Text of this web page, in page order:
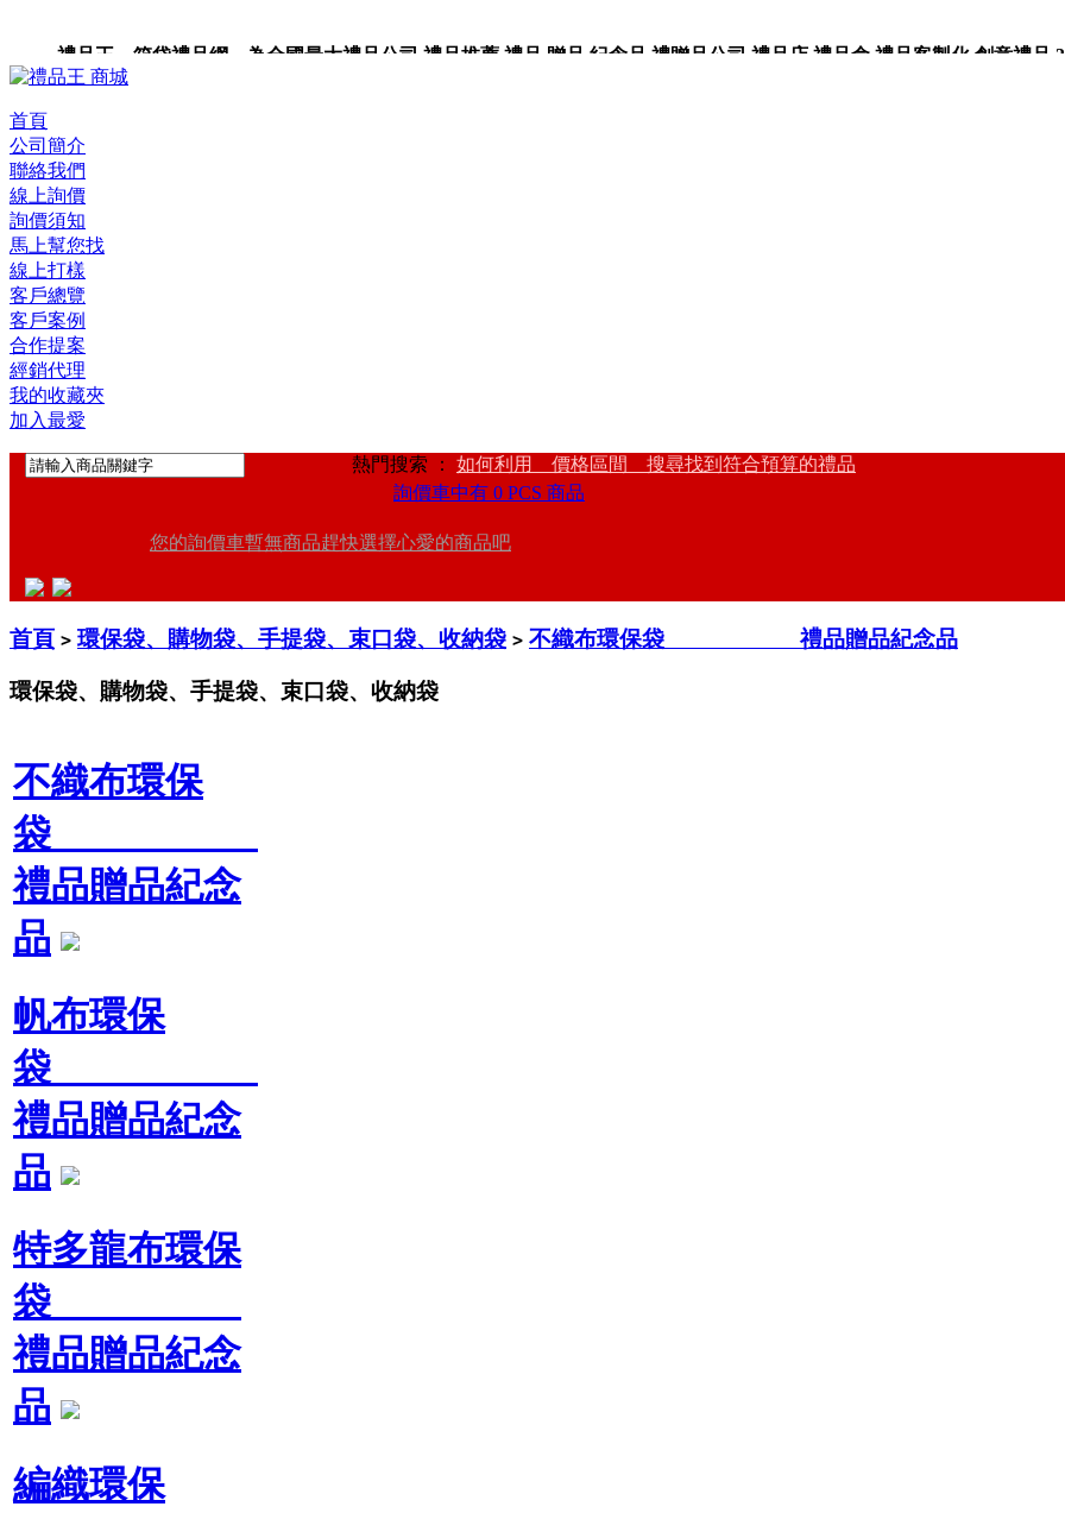
禮品王 箱袋禮品網 為全國最大禮品公司,禮品推薦,禮品,贈品,紀念品,禮贈品公司,禮品店,禮品盒,禮品客製化,創意禮品
首頁
公司簡介
聯絡我們
線上詢價
詢價須知
馬上幫您找
線上打樣
客戶總覽
客戶案例
合作提案
經銷代理
我的收藏夾
加入最愛
熱門搜索 ： 如何利用 價格區間 搜尋找到符合預算的禮品
詢價車中有 0 PCS 商品
您的詢價車暫無商品趕快選擇心愛的商品吧
首頁 > 環保袋、購物袋、手提袋、束口袋、收納袋 > 不織布環保袋 禮品贈品紀念品
環保袋、購物袋、手提袋、束口袋、收納袋
不織布環保
袋
禮品贈品紀念
品
帆布環保
袋
禮品贈品紀念
品
特多龍布環保
袋
禮品贈品紀念
品
編織環保